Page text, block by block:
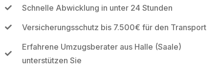
Schnelle Abwicklung in unter 24 Stunden
Versicherungsschutz bis 7.500€ für den Transport
Erfahrene Umzugsberater aus Halle (Saale)
unterstützen Sie